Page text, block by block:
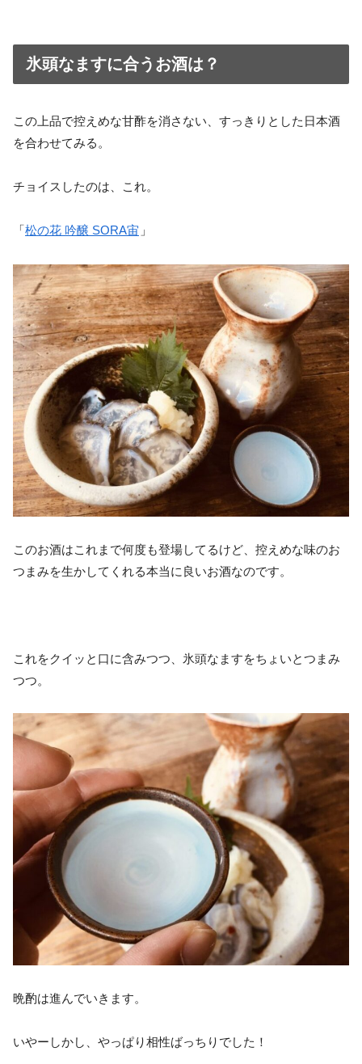
氷頭なますに合うお酒は？
この上品で控えめな甘酢を消さない、すっきりとした日本酒
を合わせてみる。
チョイスしたのは、これ。
「松の花 吟醸 SORA宙 」
このお酒はこれまで何度も登場してるけど、控えめな味のお
つまみを生かしてくれる本当に良いお酒なのです。
これをクイッと口に含みつつ、氷頭なますをちょいとつまみ
つつ。
晩酌は進んでいきます。
いやーしかし、やっぱり相性ばっちりでした！